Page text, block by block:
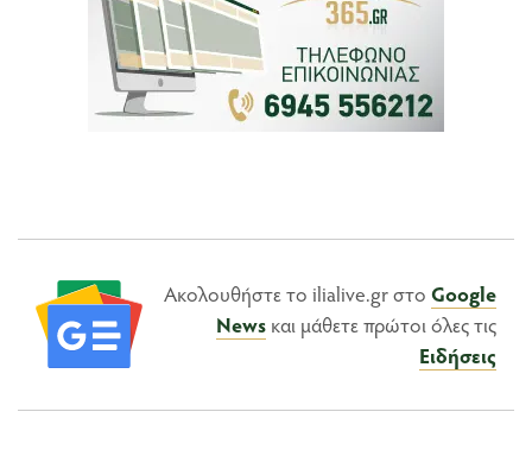
Ακολουθήστε το ilialive.gr στο Google
News και μάθετε πρώτοι όλες τις
Ειδήσεις